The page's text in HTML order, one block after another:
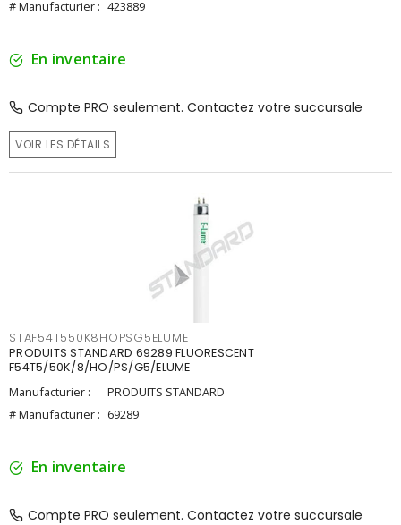
# Manufacturier : 423889
En inventaire
Compte PRO seulement. Contactez votre succursale
VOIR LES DÉTAILS
STAF54T550K8HOPSG5ELUME
PRODUITS STANDARD 69289 FLUORESCENT
F54T5/50K/8/HO/PS/G5/ELUME
Manufacturier :
PRODUITS STANDARD
# Manufacturier : 69289
En inventaire
Compte PRO seulement. Contactez votre succursale